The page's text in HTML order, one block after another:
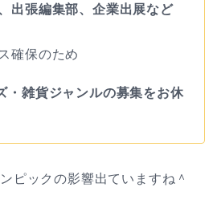
出張編集部、企業出展など
確保のため
・雑貨ジャンルの募集をお休
ピックの影響出ていますね＾